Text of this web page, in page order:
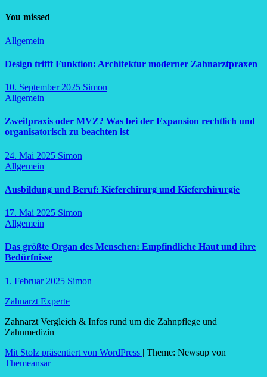
You missed
Allgemein
Design trifft Funktion: Architektur moderner Zahnarztpraxen
10. September 2025 Simon
Allgemein
Zweitpraxis oder MVZ? Was bei der Expansion rechtlich und
organisatorisch zu beachten ist
24. Mai 2025 Simon
Allgemein
Ausbildung und Beruf: Kieferchirurg und Kieferchirurgie
17. Mai 2025 Simon
Allgemein
Das größte Organ des Menschen: Empfindliche Haut und ihre
Bedürfnisse
1. Februar 2025 Simon
Zahnarzt Experte
Zahnarzt Vergleich & Infos rund um die Zahnpflege und
Zahnmedizin
Mit Stolz präsentiert von WordPress | Theme: Newsup von
Themeansar